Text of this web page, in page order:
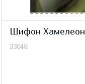
Шифон Хамелеон
33048